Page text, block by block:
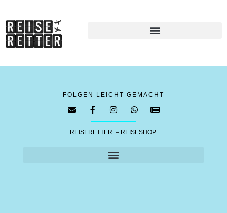
FOLGEN LEICHT GEMACHT
REISERETTER – REISESHOP